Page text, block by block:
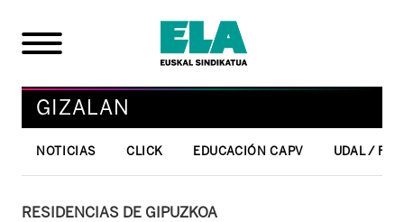
GIZALAN
NOTICIAS CLICK EDUCACIÓN CAPV UDAL /
RESIDENCIAS DE GIPUZKOA